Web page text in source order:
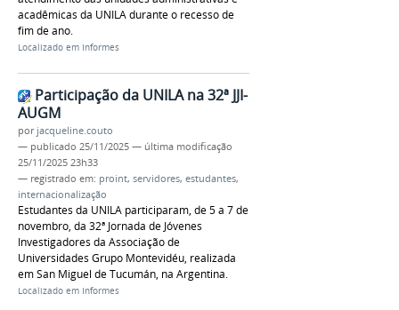
acadêmicas da UNILA durante o recesso de
fim de ano.
Localizado em Informes
Participação da UNILA na 32ª JJI-
AUGM
por jacqueline.couto
— publicado 25/11/2025 — última modificação
25/11/2025 23h33
— registrado em: proint, servidores, estudantes,
internacionalização
Estudantes da UNILA participaram, de 5 a 7 de
novembro, da 32ª Jornada de Jóvenes
Investigadores da Associação de
Universidades Grupo Montevidéu, realizada
em San Miguel de Tucumán, na Argentina.
Localizado em Informes